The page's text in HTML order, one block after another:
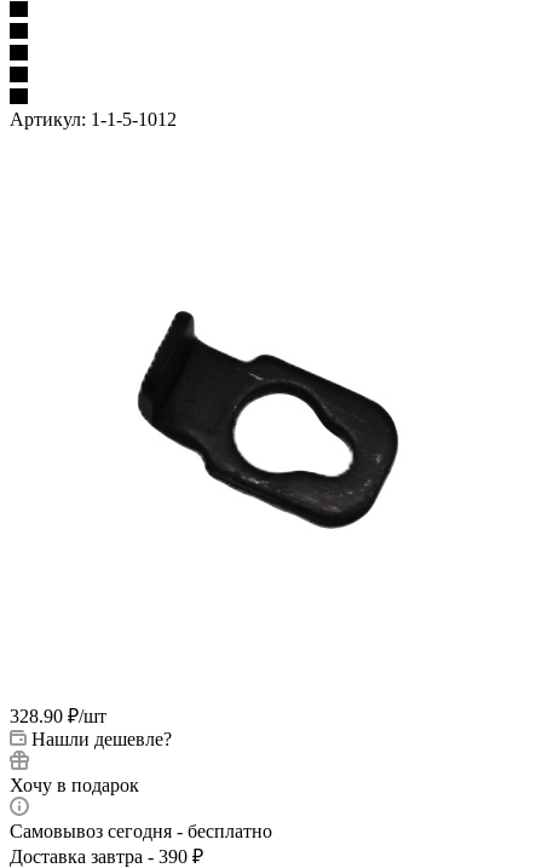
Артикул: 1-1-5-1012
328.90 ₽/шт
Нашли дешевле?
Хочу в подарок
Самовывоз сегодня - бесплатно
Доставка завтра - 390 ₽